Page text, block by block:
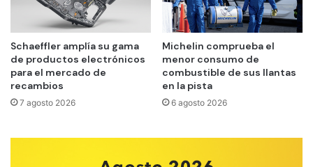
Schaeffler amplía su gama
de productos electrónicos
para el mercado de
recambios
7 agosto 2026
Michelin comprueba el
menor consumo de
combustible de sus llantas
en la pista
6 agosto 2026